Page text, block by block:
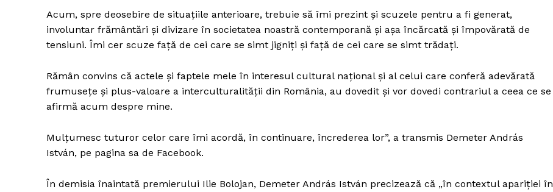
FREEDOM HOUSE
ROMÂNIA
Acum, spre deosebire de situațiile anterioare, trebuie să îmi prezint și scuzele pentru a fi generat,
involuntar frământări și divizare în societatea noastră contemporană și așa încărcată și împovărată de
tensiuni. Îmi cer scuze față de cei care se simt jigniți și față de cei care se simt trădați.
Rămân convins că actele și faptele mele în interesul cultural național și al celui care conferă adevărată
frumusețe și plus-valoare a interculturalității din România, au dovedit și vor dovedi contrariul a ceea ce se
afirmă acum despre mine.
Mulțumesc tuturor celor care îmi acordă, în continuare, încrederea lor”, a transmis Demeter András
István, pe pagina sa de Facebook.
În demisia înaintată premierului Ilie Bolojan, Demeter András István precizează că „în contextul apariției în